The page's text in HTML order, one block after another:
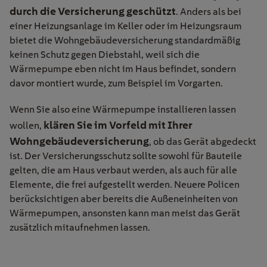
durch die Versicherung geschützt. Anders als bei
einer Heizungsanlage im Keller oder im Heizungsraum
bietet die Wohngebäudeversicherung standardmäßig
keinen Schutz gegen Diebstahl, weil sich die
Wärmepumpe eben nicht im Haus befindet, sondern
davor montiert wurde, zum Beispiel im Vorgarten.
Wenn Sie also eine Wärmepumpe installieren lassen
wollen, klären Sie im Vorfeld mit Ihrer
Wohngebäudeversicherung, ob das Gerät abgedeckt
ist. Der Versicherungsschutz sollte sowohl für Bauteile
gelten, die am Haus verbaut werden, als auch für alle
Elemente, die frei aufgestellt werden. Neuere Policen
berücksichtigen aber bereits die Außeneinheiten von
Wärmepumpen, ansonsten kann man meist das Gerät
zusätzlich mitaufnehmen lassen.